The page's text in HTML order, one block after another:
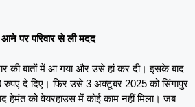
पर परिवार से ली मदद
की बातों में आ गया और उसे हां कर दी। इसके बाद
रुपए दे दिए। फिर उसे 3 अक्टूबर 2025 को सिंगापुर
हेमंत को वेयरहाउस में कोई काम नहीं मिला। जब